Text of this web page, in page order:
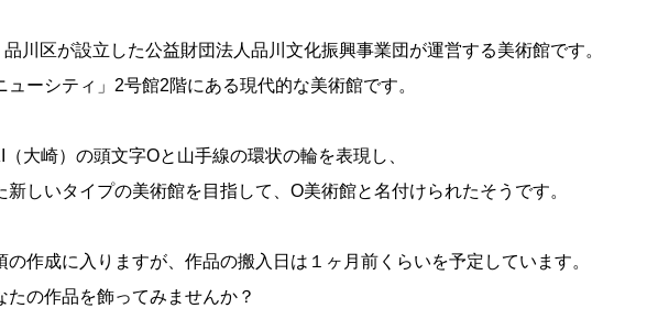
川区が設立した公益財団法人品川文化振興事業団が運営する美術館です。
ューシティ」2号館2階にある現代的な美術館です。
大崎）の頭文字Oと山手線の環状の輪を表現し、
新しいタイプの美術館を目指して、O美術館と名付けられたそうです。
の作成に入りますが、作品の搬入日は１ヶ月前くらいを予定しています。
たの作品を飾ってみませんか？